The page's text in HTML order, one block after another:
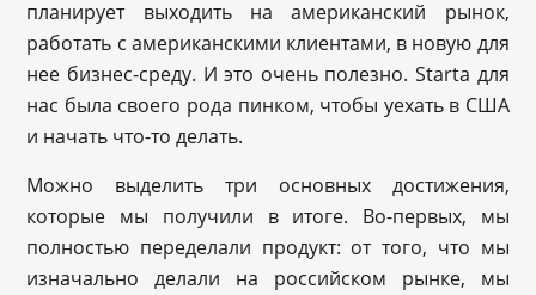
планирует выходить на американский рынок,
работать с американскими клиентами, в новую для
нее бизнес-среду. И это очень полезно. Starta для
нас была своего рода пинком, чтобы уехать в США
и начать что-то делать.
Можно выделить три основных достижения,
которые мы получили в итоге. Во-первых, мы
полностью переделали продукт: от того, что мы
изначально делали на российском рынке, мы